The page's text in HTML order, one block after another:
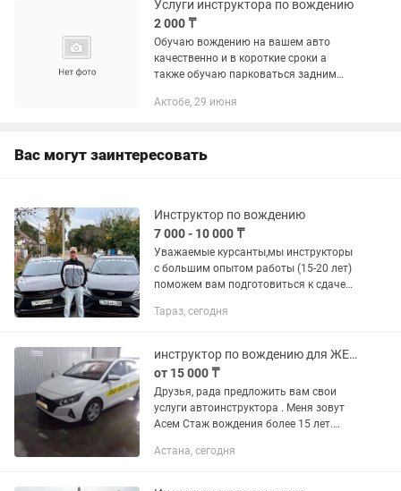
Услуги инструктора по вождению
2 000 ₸
Обучаю вождению на вашем авто
качественно и в короткие сроки а
также обучаю парковаться задним
Актобе, 29 июня
Вас могут заинтересовать
Инструктор по вождению
7 000 - 10 000 ₸
Уважаемые курсанты,мы инструкторы
с большим опытом работы (15-20 лет)
поможем вам подготовиться к сдаче
обучаться с нуля.Для вашего удобство
Тараз, сегодня
инструктор по вождению для ЖЕНЩИН!!!
от 15 000 ₸
Друзья, рада предложить вам свои
услуги автоинструктора . Меня зовут
Асем Стаж вождения более 15 лет.
Обучаю на своей машине Хундай i20!
Астана, сегодня